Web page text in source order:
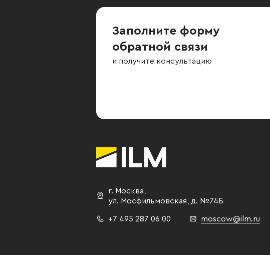
Заполните форму
обратной связи
и получите консультацию
г. Москва,
ул. Мосфильмовская, д. №74Б
+7 495 287 06 00 moscow@ilm.ru